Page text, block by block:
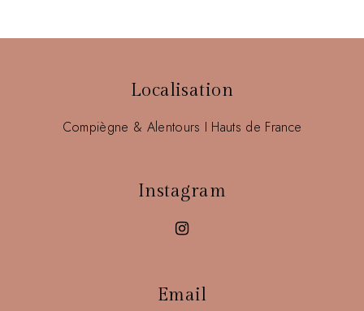
Localisation
Compiègne & Alentours I Hauts de France
Instagram
Email